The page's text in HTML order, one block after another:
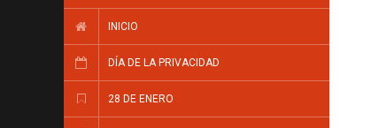
INICIO
DÍA DE LA PRIVACIDAD
28 DE ENERO